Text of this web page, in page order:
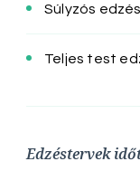
Súlyzós
Teljes test
Edzéstervek